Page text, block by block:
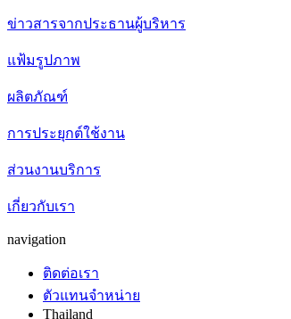
ข่าวสารจากประธานผู้บริหาร
แฟ้มรูปภาพ
ผลิตภัณฑ์
การประยุกต์ใช้งาน
ส่วนงานบริการ
เกี่ยวกับเรา
navigation
ติดต่อเรา
ตัวแทนจำหน่าย
Thailand